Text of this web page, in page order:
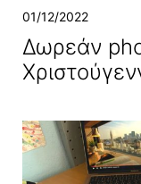
01/12/2022
Δωρεάν